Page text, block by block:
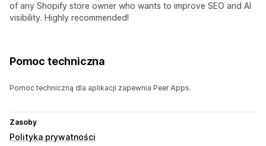
of any Shopify store owner who wants to improve SEO and AI
visibility. Highly recommended!
Pomoc techniczna
Pomoc techniczną dla aplikacji zapewnia Peer Apps.
Zasoby
Polityka prywatności